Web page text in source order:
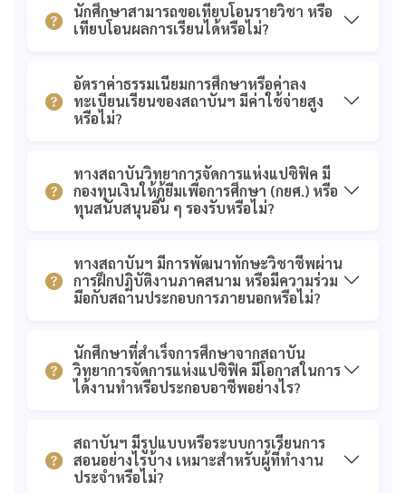
นักศึกษาสามารถขอเทียบโอนรายวิชา หรือ
เทียบโอนผลการเรียนได้หรือไม่?
อัตราค่าธรรมเนียมการศึกษาหรือค่าลง
ทะเบียนเรียนของสถาบันฯ มีค่าใช้จ่ายสูง
หรือไม่?
ทางสถาบันวิทยาการจัดการแห่งแปซิฟิค มี
กองทุนเงินให้กู้ยืมเพื่อการศึกษา (กยศ.) หรือ
ทุนสนับสนุนอื่น ๆ รองรับหรือไม่?
ทางสถาบันฯ มีการพัฒนาทักษะวิชาชีพผ่าน
การฝึกปฏิบัติงานภาคสนาม หรือมีความร่วม
มือกับสถานประกอบการภายนอกหรือไม่?
นักศึกษาที่สำเร็จการศึกษาจากสถาบัน
วิทยาการจัดการแห่งแปซิฟิค มีโอกาสในการ
ได้งานทำหรือประกอบอาชีพอย่างไร?
สถาบันฯ มีรูปแบบหรือระบบการเรียนการ
สอนอย่างไรบ้าง เหมาะสำหรับผู้ที่ทำงาน
ประจำหรือไม่?